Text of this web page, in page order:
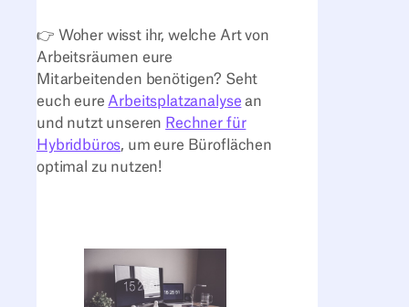
👉 Woher wisst ihr, welche Art von
Arbeitsräumen eure
Mitarbeitenden benötigen? Seht
euch eureArbeitsplatzanalyse an
und nutzt unseren Rechner für
Hybridbüros, um eure Büroflächen
optimal zu nutzen!